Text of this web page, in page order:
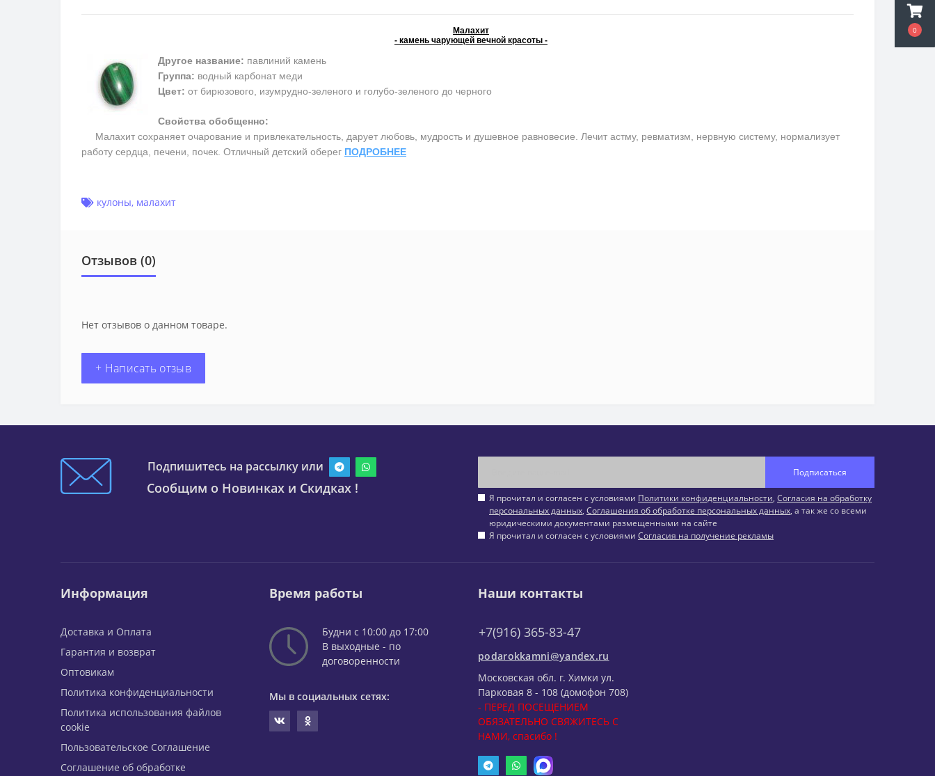
0
Малахит
- камень чарующей вечной красоты -
Другое название: павлиний камень
Группа: водный карбонат меди
Цвет: от бирюзового, изумрудно-зеленого и голубо-зеленого до черного
Свойства обобщенно:
Малахит сохраняет очарование и привлекательность, дарует любовь, мудрость и душевное равновесие. Лечит астму, ревматизм, нервную систему, нормализует
работу сердца, печени, почек. Отличный детский оберег ПОДРОБНЕЕ
кулоны, малахит
Отзывов (0)
Нет отзывов о данном товаре.
+ Написать отзыв
Подпишитесь на рассылку или
Сообщим о Новинках и Скидках !
Подписаться
Я прочитал и согласен с условиями Политики конфиденциальности, Согласия на обработку
персональных данных, Соглашения об обработке персональных данных, а так же со всеми
юридическими документами размещенными на сайте
Я прочитал и согласен с условиями Согласия на получение рекламы
Информация
Доставка и Оплата
Гарантия и возврат
Оптовикам
Политика конфиденциальности
Политика использования файлов
cookie
Пользовательское Соглашение
Соглашение об обработке
Время работы
Будни с 10:00 до 17:00
В выходные - по
договоренности
Мы в социальных сетях:
Наши контакты
+7(916) 365-83-47
podarokkamni@yandex.ru
Московская обл. г. Химки ул.
Парковая 8 - 108 (домофон 708)
- ПЕРЕД ПОСЕЩЕНИЕМ
ОБЯЗАТЕЛЬНО СВЯЖИТЕСЬ С
НАМИ, спасибо !